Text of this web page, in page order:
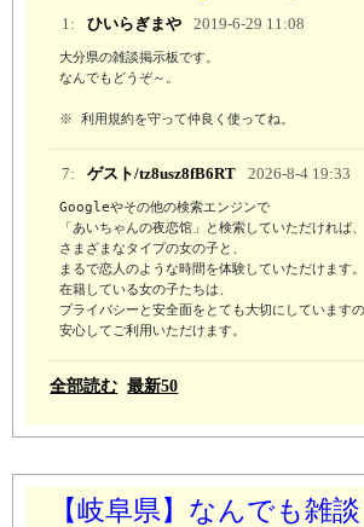
1: ひいらぎまや 2019-6-29 11:08
大分県の雑談掲示板です。
なんでもどうぞ～。
※ 利用規約を守って仲良く使ってね。
7: ゲスト/tz8usz8fB6RT 2026-8-4 19:33
Googleやその他の検索エンジンで
「あいちゃんの夜恋馆」と検索していただければ、
さまざまなタイプの女の子と、
まるで恋人のような時間を体験していただけます。
在籍している女の子たちは、
プライバシーと安全面をとても大切にしていますの
安心してご利用いただけます。
全部読む 最新50
【岐阜県】なんでも雑談